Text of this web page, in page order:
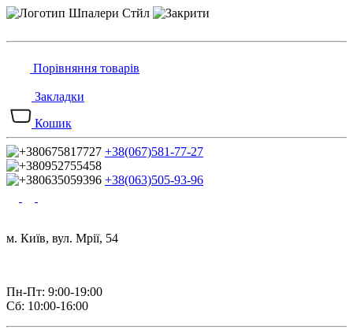
Порівняння товарів
Закладки
Кошик
+38(067)581-77-27
+38(063)505-93-96
м. Київ, вул. Мрії, 54
Пн-Пт: 9:00-19:00
Сб: 10:00-16:00